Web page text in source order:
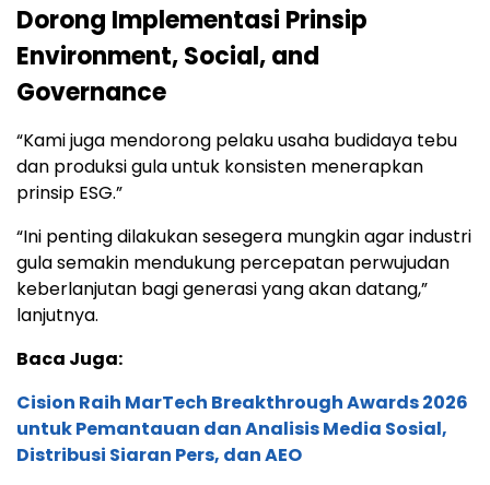
Dorong Implementasi Prinsip
Environment, Social, and
Governance
“Kami juga mendorong pelaku usaha budidaya tebu
dan produksi gula untuk konsisten menerapkan
prinsip ESG.”
“Ini penting dilakukan sesegera mungkin agar industri
gula semakin mendukung percepatan perwujudan
keberlanjutan bagi generasi yang akan datang,”
lanjutnya.
Baca Juga:
Cision Raih MarTech Breakthrough Awards 2026
untuk Pemantauan dan Analisis Media Sosial,
Distribusi Siaran Pers, dan AEO